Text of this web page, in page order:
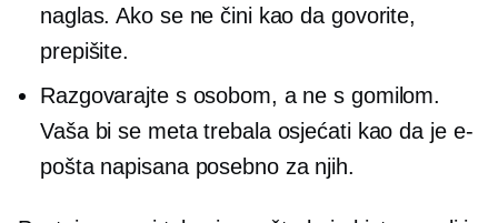
naglas. Ako se ne čini kao da govorite,
prepišite.
Razgovarajte s osobom, a ne s gomilom.
Vaša bi se meta trebala osjećati kao da je e-
pošta napisana posebno za njih.